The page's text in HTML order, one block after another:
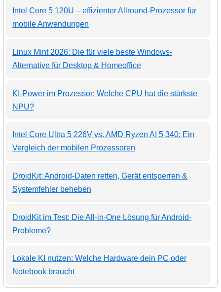
Intel Core 5 120U – effizienter Allround-Prozessor für
mobile Anwendungen
Linux Mint 2026: Die für viele beste Windows-
Alternative für Desktop & Homeoffice
KI-Power im Prozessor: Welche CPU hat die stärkste
NPU?
Intel Core Ultra 5 226V vs. AMD Ryzen AI 5 340: Ein
Vergleich der mobilen Prozessoren
DroidKit: Android-Daten retten, Gerät entsperren &
Systemfehler beheben
DroidKit im Test: Die All-in-One Lösung für Android-
Probleme?
Lokale KI nutzen: Welche Hardware dein PC oder
Notebook braucht